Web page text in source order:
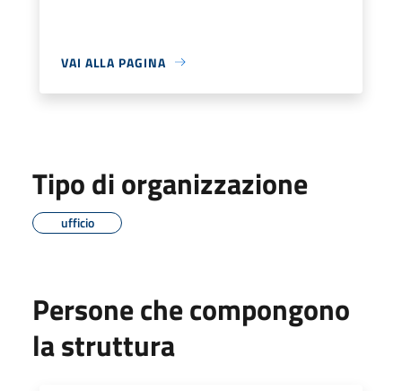
VAI ALLA PAGINA
Tipo di organizzazione
ufficio
Persone che compongono
la struttura